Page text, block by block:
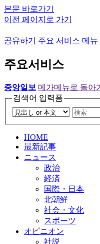
본문 바로가기
이전 페이지로 가기
공유하기 주요 서비스 메뉴
주요서비스
중앙일보 메가메뉴로 돌아
검색어 입력폼
HOME
最新記事
ニュース
政治
経済
国際・日本
北朝鮮
社会・文化
スポーツ
オピニオン
社説